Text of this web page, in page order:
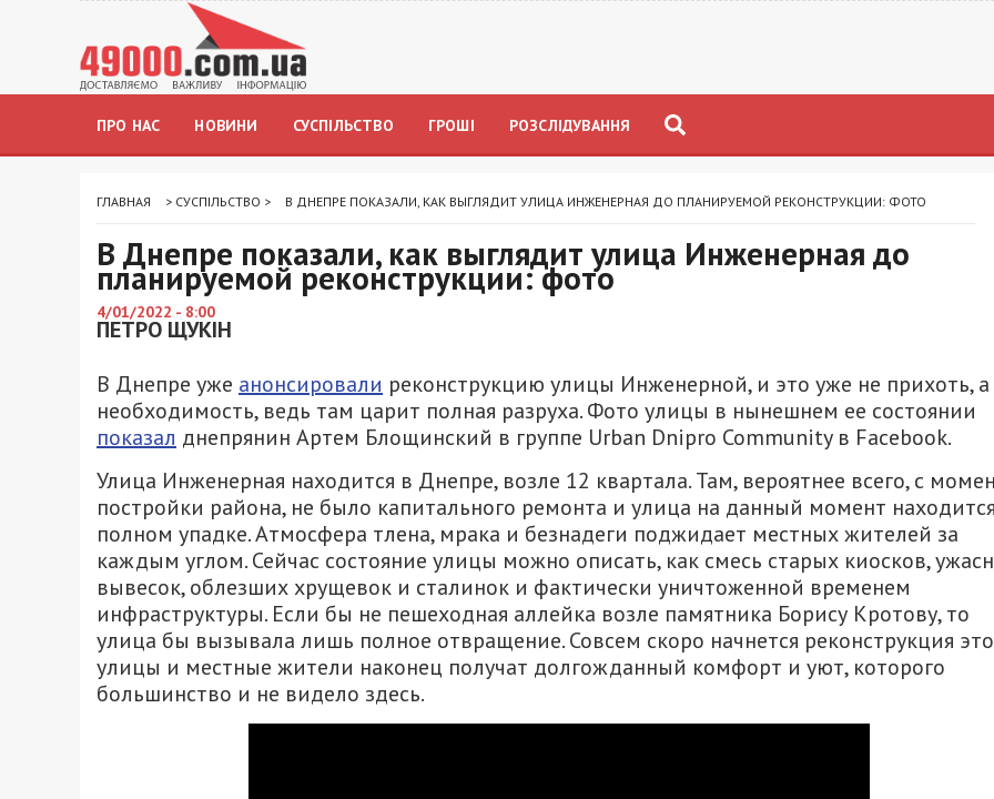
ПРО НАС НОВИНИ СУСПІЛЬСТВО ГРОШІ РОЗСЛІДУВАННЯ
ГЛАВНАЯ > СУСПІЛЬСТВО > В ДНЕПРЕ ПОКАЗАЛИ, КАК ВЫГЛЯДИТ УЛИЦА ИНЖЕНЕРНАЯ ДО ПЛАНИРУЕМОЙ РЕКОНСТРУКЦИИ: ФОТО
В Днепре показали, как выглядит улица Инженерная до
планируемой реконструкции: фото
4/01/2022 - 8:00
ПЕТРО ЩУКІН
В Днепре уже анонсировали реконструкцию улицы Инженерной, и это уже не прихоть, а
необходимость, ведь там царит полная разруха. Фото улицы в нынешнем ее состоянии
показал днепрянин Артем Блощинский в группе Urban Dnipro Community в Facebook.
Улица Инженерная находится в Днепре, возле 12 квартала. Там, вероятнее всего, с
постройки района, не было капитального ремонта и улица на данный момент
полном упадке. Атмосфера тлена, мрака и безнадеги поджидает местных жителей за
каждым углом. Сейчас состояние улицы можно описать, как смесь старых киосков,
вывесок, облезших хрущевок и сталинок и фактически уничтоженной временем
инфраструктуры. Если бы не пешеходная аллейка возле памятника Борису Кротову, то
улица бы вызывала лишь полное отвращение. Совсем скоро начнется реконструкция
улицы и местные жители наконец получат долгожданный комфорт и уют, которого
большинство и не видело здесь.